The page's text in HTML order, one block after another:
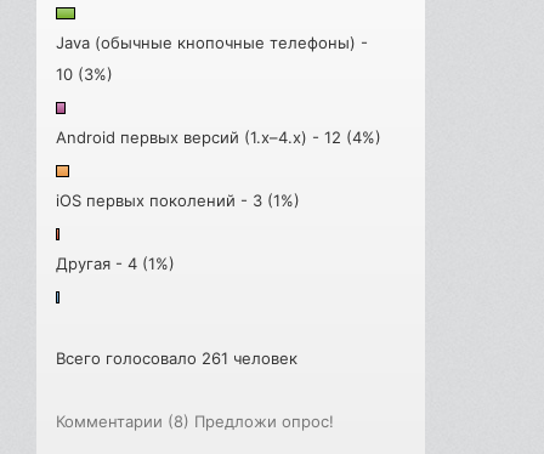
Java (обычные кнопочные телефоны) -
10 (3%)
Android первых версий (1.x–4.x) - 12 (4%)
iOS первых поколений - 3 (1%)
Другая - 4 (1%)
Всего голосовало 261 человек
Комментарии (8) Предложи опрос!